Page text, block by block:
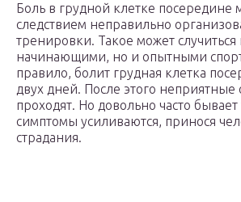
Боль в грудной клетке посередине
следствием неправильно
тренировки. Такое может случиться
начинающими, но и опытными
правило, болит грудная клетка
двух дней. После этого
проходят. Но довольно часто бывает
симптомы усиливаются, принося
страдания.